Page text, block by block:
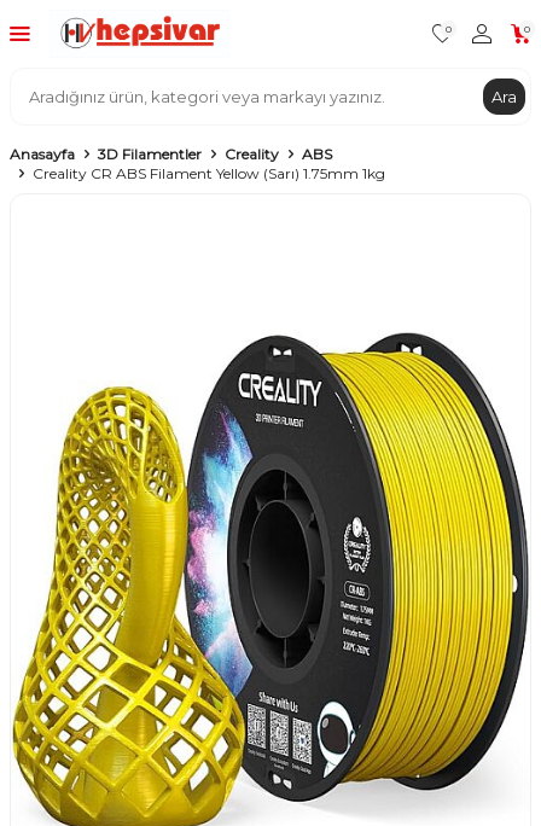
Ara
0 0
Anasayfa 3D Filamentler Creality
ABS
Creality CR ABS Filament Yellow (Sarı) 1.75mm 1kg